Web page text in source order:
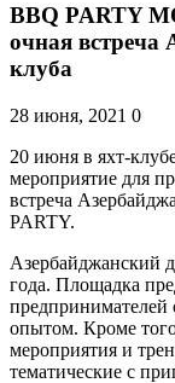
BBQ PARTY
очная встреча
клуба
28 июня, 2021 0
20 июня в яхт-
мероприятие для
встреча
PARTY.
Азербайджанский
года. Площадка
предпринимателей
опытом. Кроме
мероприятия и
тематические с